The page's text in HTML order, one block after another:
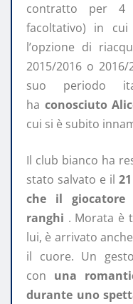
contratto per
facoltativo) in
l’opzione di
2015/2016 o
suo periodo
ha conosciuto
cui si è subito
Il club bianco ha
stato salvato e il
che il
ranghi . Morata è
lui, è arrivato
il cuore. Un
con una
durante uno